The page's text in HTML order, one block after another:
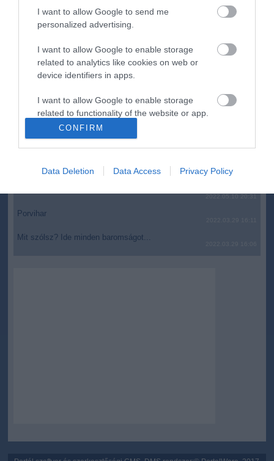
I want to allow Google to send me
personalized advertising.
I want to allow Google to enable storage
related to analytics like cookies on web or
device identifiers in apps.
I want to allow Google to enable storage
related to functionality of the website or app.
I want to allow Google to enable storage
related to personalization.
I want to allow Google to enable storage
user protection.
CONFIRM
Data Deletion Data Access Privacy Policy
Kormány: életveszélyes gyalog átkelni a Dunán a Sziget
top cikkek:
top fórum témák:
Tanár Úr gyere, mindjárt lesz Lillád!
2022.05.10 21:11
AZ IGAZSÁG SOHA NEM KÉSŐ
2022.05.10 21:07
Porvihar
Mit szólsz? Ide minden baromságot...